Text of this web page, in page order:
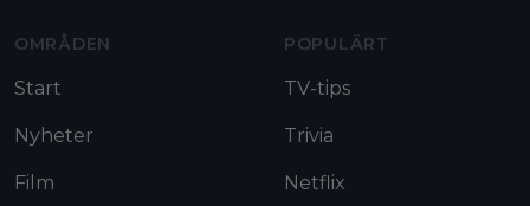
OMRÅDEN
Start
Nyheter
Film
POPULÄRT
TV-tips
Trivia
Netflix